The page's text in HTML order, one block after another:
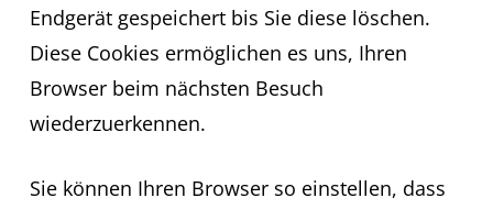
Endgerät gespeichert bis Sie diese löschen.
Diese Cookies ermöglichen es uns, Ihren
Browser beim nächsten Besuch
wiederzuerkennen.
Sie können Ihren Browser so einstellen, dass